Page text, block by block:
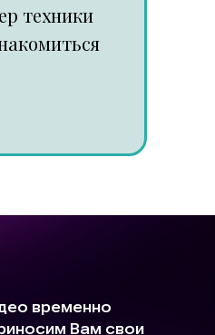
техники